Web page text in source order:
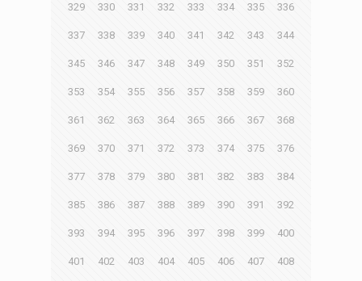
329 330 331 332 333 334 335 336
337 338 339 340 341 342 343 344
345 346 347 348 349 350 351 352
353 354 355 356 357 358 359 360
361 362 363 364 365 366 367 368
369 370 371 372 373 374 375 376
377 378 379 380 381 382 383 384
385 386 387 388 389 390 391 392
393 394 395 396 397 398 399 400
401 402 403 404 405 406 407 408